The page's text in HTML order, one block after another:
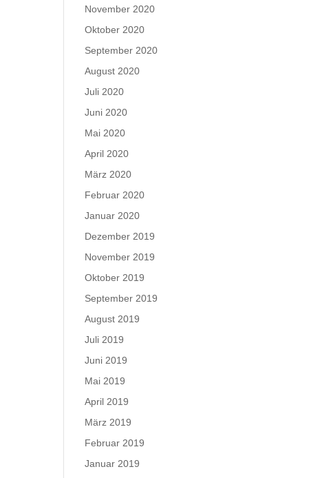
November 2020
Oktober 2020
September 2020
August 2020
Juli 2020
Juni 2020
Mai 2020
April 2020
März 2020
Februar 2020
Januar 2020
Dezember 2019
November 2019
Oktober 2019
September 2019
August 2019
Juli 2019
Juni 2019
Mai 2019
April 2019
März 2019
Februar 2019
Januar 2019